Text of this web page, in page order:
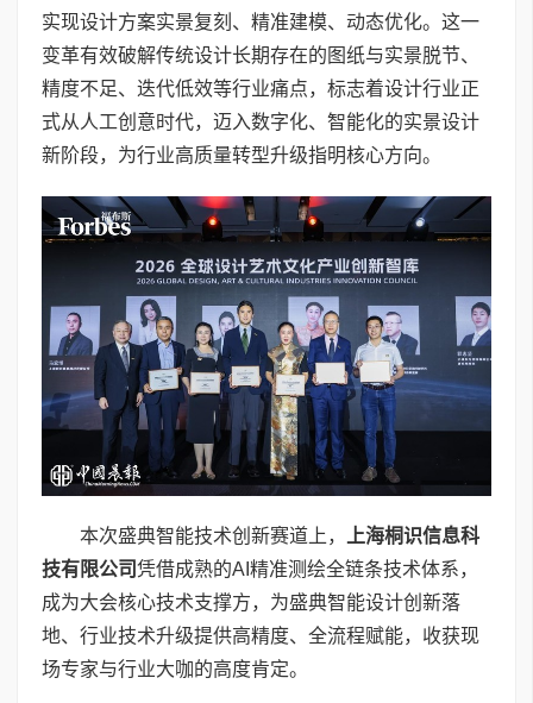
实现设计方案实景复刻、精准建模、动态优化。这一
变革有效破解传统设计长期存在的图纸与实景脱节、
精度不足、迭代低效等行业痛点，标志着设计行业正
式从人工创意时代，迈入数字化、智能化的实景设计
新阶段，为行业高质量转型升级指明核心方向。
本次盛典智能技术创新赛道上，
上海桐识信息科
技有限公司凭借成熟的AI精准测绘全链条技术体系，
成为大会核心技术支撑方，为盛典智能设计创新落
地、行业技术升级提供高精度、全流程赋能，收获现
场专家与行业大咖的高度肯定。